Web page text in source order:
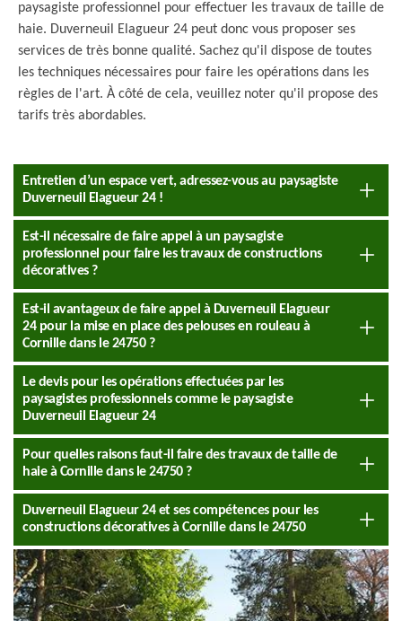
paysagiste professionnel pour effectuer les travaux de taille de
haie. Duverneuil Elagueur 24 peut donc vous proposer ses
services de très bonne qualité. Sachez qu'il dispose de toutes
les techniques nécessaires pour faire les opérations dans les
règles de l'art. À côté de cela, veuillez noter qu'il propose des
tarifs très abordables.
Entretien d’un espace vert, adressez-vous au paysagiste
Duverneuil Elagueur 24 !
Est-il nécessaire de faire appel à un paysagiste
professionnel pour faire les travaux de constructions
décoratives ?
Est-il avantageux de faire appel à Duverneuil Elagueur
24 pour la mise en place des pelouses en rouleau à
Cornille dans le 24750 ?
Le devis pour les opérations effectuées par les
paysagistes professionnels comme le paysagiste
Duverneuil Elagueur 24
Pour quelles raisons faut-il faire des travaux de taille de
haie à Cornille dans le 24750 ?
Duverneuil Elagueur 24 et ses compétences pour les
constructions décoratives à Cornille dans le 24750